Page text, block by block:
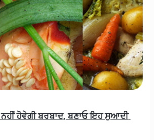
ਹੋਵੇਗੀ ਬਰਬਾਦ, ਬਣਾਓ ਇਹ ਸੁਆਦੀ